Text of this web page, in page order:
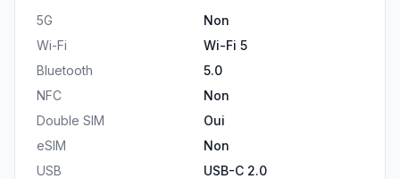
5G
Non
Wi-Fi
Wi-Fi 5
Bluetooth
5.0
NFC
Non
Double SIM
Oui
eSIM
Non
USB
USB-C 2.0